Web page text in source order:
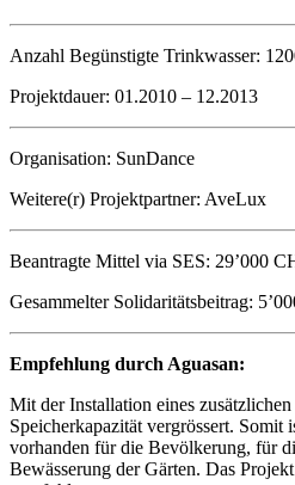
Anzahl Begünstigte Trinkwasser:
Projektdauer: 01.2010 – 12.2013
Organisation: SunDance
Weitere(r) Projektpartner: AveLux
Beantragte Mittel via SES: 29’000
Gesammelter Solidaritätsbeitrag:
Empfehlung durch Aguasan:
Mit der Installation eines
Speicherkapazität vergrössert. Somit
vorhanden für die Bevölkerung, für
Bewässerung der Gärten. Das